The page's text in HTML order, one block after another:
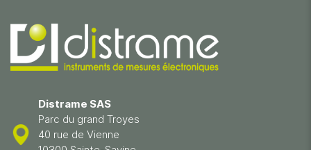
Distrame SAS
Parc du grand Troyes
40 rue de Vienne